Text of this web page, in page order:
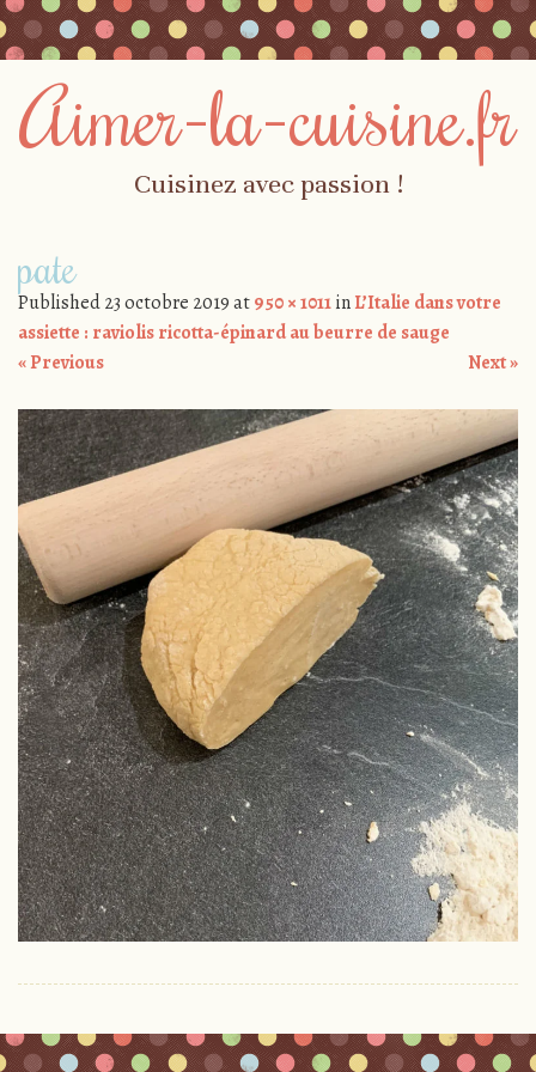
Aimer-la-cuisine.fr
Cuisinez avec passion !
Menu
pate
Published23 octobre 2019at950 × 1011inL’Italie dans votre
assiette : raviolis ricotta-épinard au beurre de sauge
« Previous
Next »